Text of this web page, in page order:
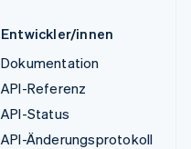
Entwickler/innen
Dokumentation
API-Referenz
API-Status
API-Änderungsprotokoll